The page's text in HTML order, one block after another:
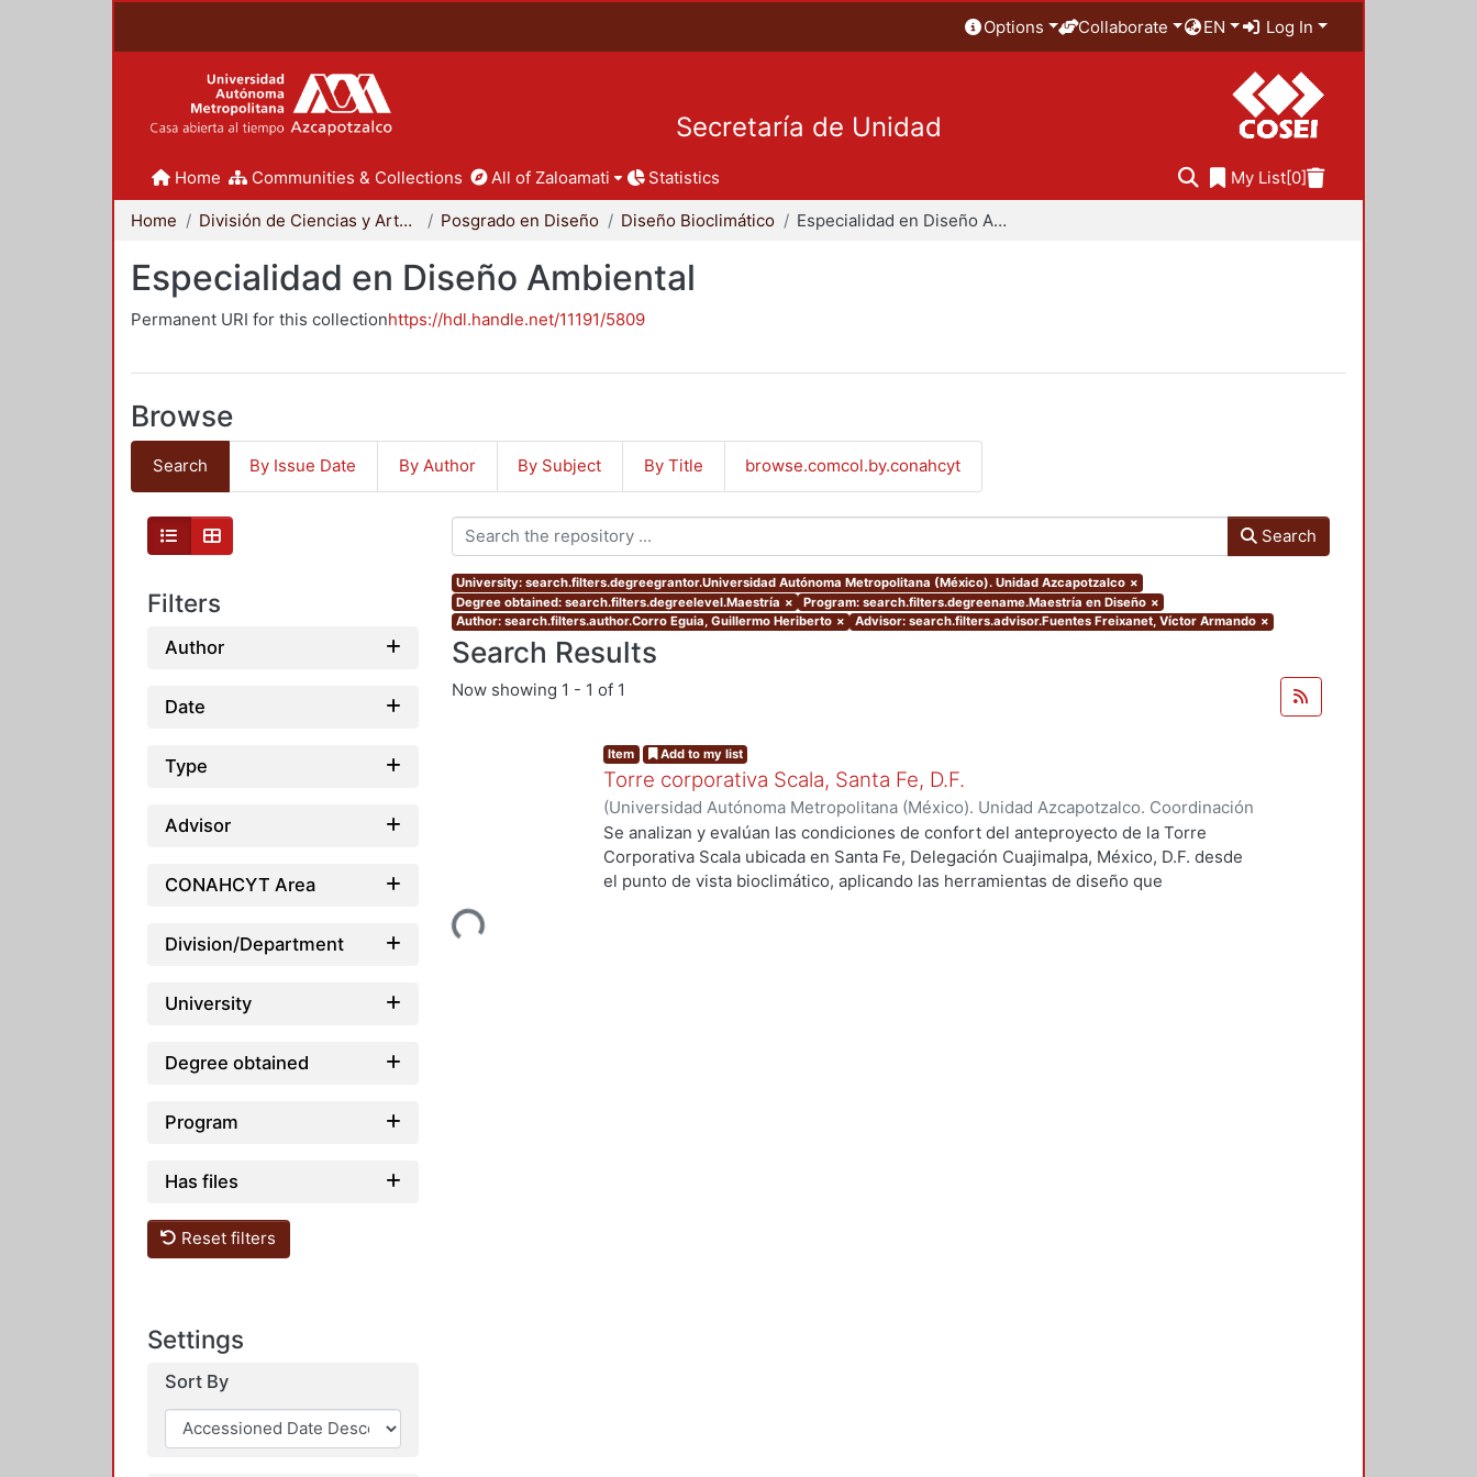
Options Collaborate EN Log In
Secretaría de Unidad
Home Communities & Collections All of Zaloamati Statistics My List[0]
Home División de Ciencias y Artes para el Diseño Posgrado en Diseño Diseño Bioclimático Especialidad en Diseño Ambiental
Especialidad en Diseño Ambiental
Permanent URI for this collectionhttps://hdl.handle.net/11191/5809
Browse
Search By Issue Date By Author By Subject By Title browse.comcol.by.conahcyt
Filters
Author
Date
Type
Advisor
CONAHCYT Area
Division/Department
University
Degree obtained
Program
Has files
Reset filters
Settings
Sort By
Search
University: search.filters.degreegrantor.Universidad Autónoma Metropolitana (México). Unidad Azcapotzalco ×
Degree obtained: search.filters.degreelevel.Maestría × Program: search.filters.degreename.Maestría en Diseño ×
Author: search.filters.author.Corro Eguia, Guillermo Heriberto × Advisor: search.filters.advisor.Fuentes Freixanet, Víctor Armando ×
Search Results
Now showing 1 - 1 of 1
Loading...
Item Add to my list
Torre corporativa Scala, Santa Fe, D.F.
(Universidad Autónoma Metropolitana (México). Unidad Azcapotzalco. Coordinación
de Servicios de Información.,1999)Corro Eguia, Guillermo Heriberto
Se analizan y evalúan las condiciones de confort del anteproyecto de la Torre
Corporativa Scala ubicada en Santa Fe, Delegación Cuajimalpa, México, D.F. desde
el punto de vista bioclimático, aplicando las herramientas de diseño que